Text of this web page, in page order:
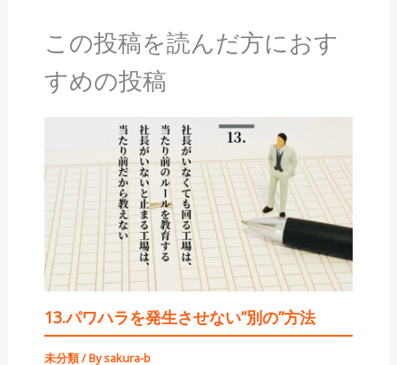
この投稿を読んだ方におす
すめの投稿
13.パワハラを発生させない”別の”方法
未分類/ Bysakura-b